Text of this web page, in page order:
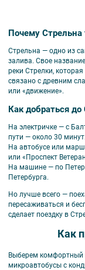
Почему Стрельна
Стрельна — одно из
залива. Свое
реки Стрелки,
связано с древним
или «движение».
Как добраться
На электричке — с
пути — около 30 минут.
На автобусе или
или «Проспект
На машине — по
Петербурга.
Но лучше всего —
пересаживаться и
сделает поездку в
Как
Выберем комфортный
микроавтобусы с